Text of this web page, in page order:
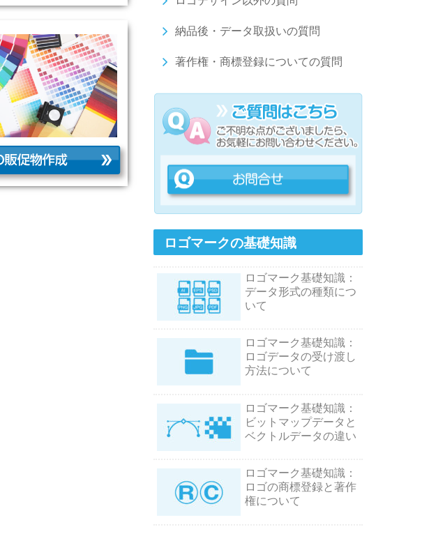
納品後・データ取扱いの質問
著作権・商標登録についての質問
ロゴマークの基礎知識
ロゴマーク基礎知識：
データ形式の種類につ
いて
ロゴマーク基礎知識：
ロゴデータの受け渡し
方法について
ロゴマーク基礎知識：
ビットマップデータと
ベクトルデータの違い
ロゴマーク基礎知識：
ロゴの商標登録と著作
権について